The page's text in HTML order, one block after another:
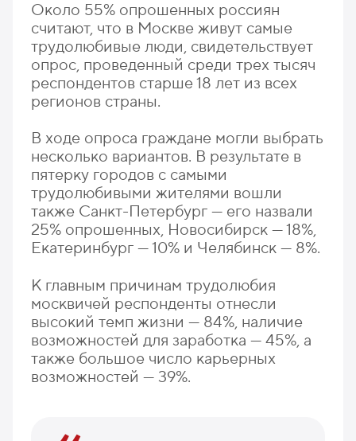
Около 55% опрошенных россиян
считают, что в Москве живут самые
трудолюбивые люди, свидетельствует
опрос, проведенный среди трех тысяч
респондентов старше 18 лет из всех
регионов страны.
В ходе опроса граждане могли выбрать
несколько вариантов. В результате в
пятерку городов с самыми
трудолюбивыми жителями вошли
также Санкт-Петербург — его назвали
25% опрошенных, Новосибирск — 18%,
Екатеринбург — 10% и Челябинск — 8%.
К главным причинам трудолюбия
москвичей респонденты отнесли
высокий темп жизни — 84%, наличие
возможностей для заработка — 45%, а
также большое число карьерных
возможностей — 39%.